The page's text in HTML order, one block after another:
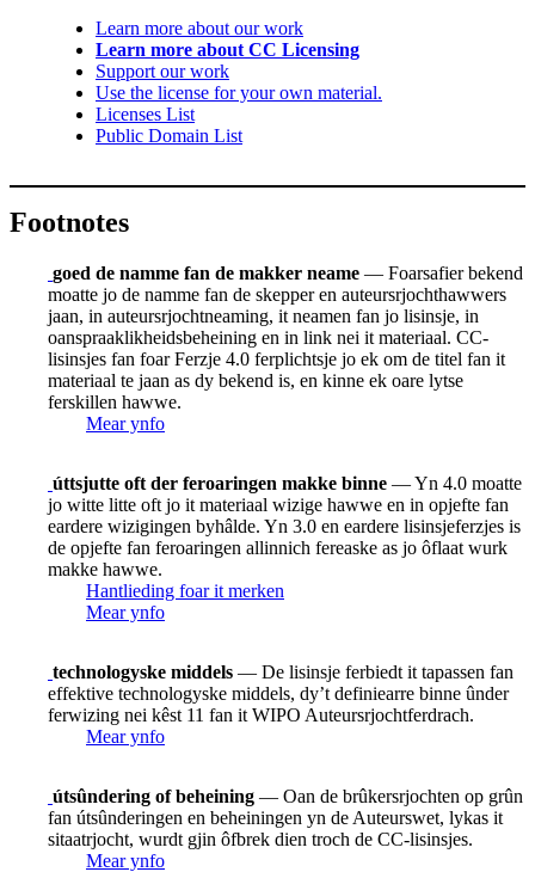
Learn more about our work
Learn more about CC Licensing
Support our work
Use the license for your own material.
Licenses List
Public Domain List
Footnotes
goed de namme fan de makker neame — Foarsafier bekend
moatte jo de namme fan de skepper en auteursrjochthawwers
jaan, in auteursrjochtneaming, it neamen fan jo lisinsje, in
oanspraaklikheidsbeheining en in link nei it materiaal. CC-
lisinsjes fan foar Ferzje 4.0 ferplichtsje jo ek om de titel fan it
materiaal te jaan as dy bekend is, en kinne ek oare lytse
ferskillen hawwe.
Mear ynfo
úttsjutte oft der feroaringen makke binne — Yn 4.0 moatte
jo witte litte oft jo it materiaal wizige hawwe en in opjefte fan
eardere wizigingen byhâlde. Yn 3.0 en eardere lisinsjeferzjes is
de opjefte fan feroaringen allinnich fereaske as jo ôflaat wurk
makke hawwe.
Hantlieding foar it merken
Mear ynfo
technologyske middels — De lisinsje ferbiedt it tapassen fan
effektive technologyske middels, dy’t definiearre binne ûnder
ferwizing nei kêst 11 fan it WIPO Auteursrjochtferdrach.
Mear ynfo
útsûndering of beheining — Oan de brûkersrjochten op grûn
fan útsûnderingen en beheiningen yn de Auteurswet, lykas it
sitaatrjocht, wurdt gjin ôfbrek dien troch de CC-lisinsjes.
Mear ynfo